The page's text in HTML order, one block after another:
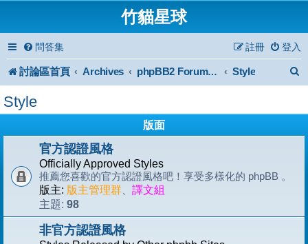
竹貓星球
問答集 登入
註冊
討論區首頁 Archives phpBB2 Forum Archive Style
Style
版面
官方認證風格
Officially Approved Styles
推薦您喜歡的官方認證風格吧！享受多樣化的 phpBB 。
版主: 版主管理群
譯文組
主題: 98
非官方認證風格